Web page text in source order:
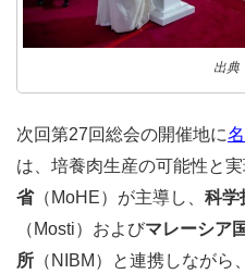
出典
次回第27回総会の開催地に
は、培養肉生産の可能性と
省（MoHE）が主導し、 科学
（Mosti）およびマレーシア
所 （NIBM）と連携しながら